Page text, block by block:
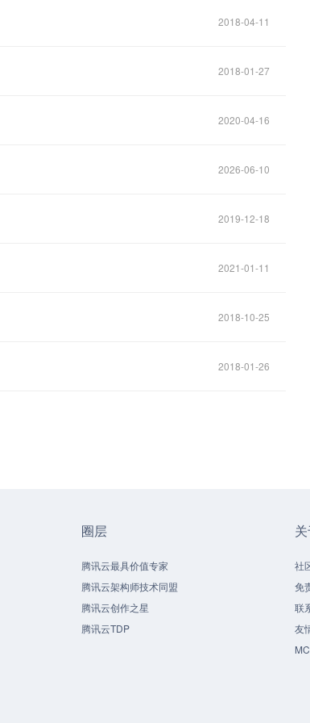
2018-04-11
2018-01-27
2020-04-16
2026-06-10
2019-12-18
2021-01-11
2018-10-25
2018-01-26
圈层
腾讯云最具价值专家
腾讯云架构师技术同盟
腾讯云创作之星
腾讯云TDP
社
免
联
友